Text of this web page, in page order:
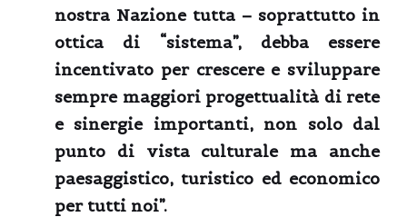
nostra Nazione tutta – soprattutto in
ottica di “sistema”, debba essere
incentivato per crescere e sviluppare
sempre maggiori progettualità di rete
e sinergie importanti, non solo dal
punto di vistaculturale ma anche
paesaggistico, turistico ed economico
per tutti noi”.